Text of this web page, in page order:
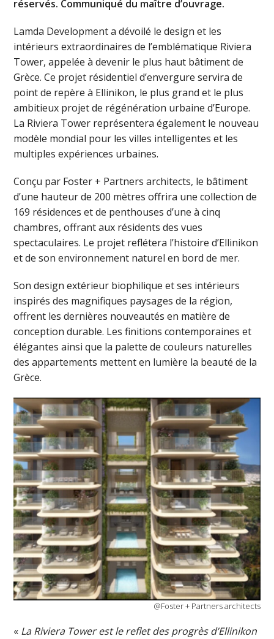
réservés. Communiqué du maître d’ouvrage.
Lamda Development a dévoilé le design et les
intérieurs extraordinaires de l’emblématique Riviera
Tower, appelée à devenir le plus haut bâtiment de
Grèce. Ce projet résidentiel d’envergure servira de
point de repère à Ellinikon, le plus grand et le plus
ambitieux projet de régénération urbaine d’Europe.
La Riviera Tower représentera également le nouveau
modèle mondial pour les villes intelligentes et les
multiples expériences urbaines.
Conçu par Foster + Partners architects, le bâtiment
d’une hauteur de 200 mètres offrira une collection de
169 résidences et de penthouses d’une à cinq
chambres, offrant aux résidents des vues
spectaculaires. Le projet reflétera l’histoire d’Ellinikon
et de son environnement naturel en bord de mer.
Son design extérieur biophilique et ses intérieurs
inspirés des magnifiques paysages de la région,
offrent les dernières nouveautés en matière de
conception durable. Les finitions contemporaines et
élégantes ainsi que la palette de couleurs naturelles
des appartements mettent en lumière la beauté de la
Grèce.
@Foster + Partners architects
« La Riviera Tower est le reflet des progrès d’Ellinikon